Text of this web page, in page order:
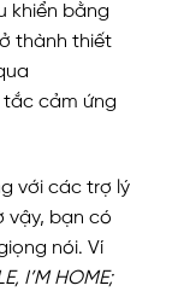
khiển bằng
thành thiết
cảm ứng
với các trợ lý
vậy, bạn có
nói. Ví
I’M HOME;